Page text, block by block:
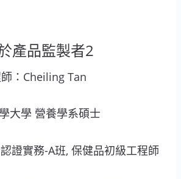
產品監製者2
：Cheiling Tan
大學 營養學系碩士
證實務-A班, 保健品初級工程師